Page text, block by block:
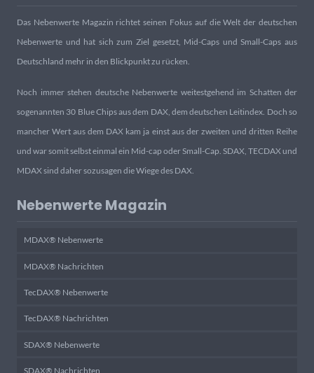
Das Nebenwerte Magazin richtet seinen Fokus auf die Welt der deutschen
Nebenwerte und hat sich zum Ziel gesetzt, Mid-Caps und Small-Caps aus
Deutschland mehr in den Blickpunkt zu rücken.
Noch immer stehen deutsche Nebenwerte weitestgehend im Schatten der
sogenannten 30 Blue Chips aus dem DAX, dem deutschen Leitindex. Doch so
mancher Wert aus dem DAX kam ja einst aus der zweiten und dritten Reihe
und war somit selbst einmal ein Mid-cap oder Small-Cap. SDAX, TECDAX und
MDAX sind daher sozusagen die Wiege des DAX.
Nebenwerte Magazin
MDAX® Nebenwerte
MDAX® Nachrichten
TecDAX® Nebenwerte
TecDAX® Nachrichten
SDAX® Nebenwerte
SDAX® Nachrichten